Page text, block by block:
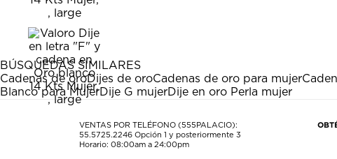
el
artículo
con
1
estrella
Esta
acción
abrirá
formulario
el
artículo
con
2
estrellas.
Esta
acción
abrirá
formulario
de
el
con
3
estrellas.
Esta
acción
abrirá
formulario
de
estrellas.
Esta
acción
abrirá
formulario
de
Esta
acción
abrirá
formulario
de
envío.
BÚSQUEDAS SIMILARES
Cadenas de oroDijes de oroCadenas de oro para mujer
Blanco para MujerDije G mujerDije en oro Perla mujer
VENTAS POR TELÉFONO (555PALACIO):
55.5725.2246 Opción 1 y posteriormente 3
Horario: 08:00am a 24:00pm